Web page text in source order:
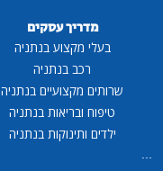
מדריך עסקים
בעלי מקצוע בנתניה
רכב בנתניה
שרותים מקצועיים בנתניה
טיפוח ובריאות בנתניה
ילדים ותינוקות בנתניה
...